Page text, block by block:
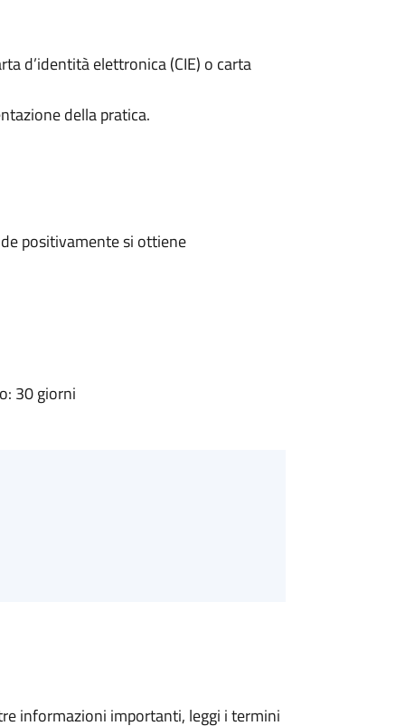
d’identità elettronica (CIE) o carta
della pratica.
positivamente si ottiene
30 giorni
informazioni importanti, leggi i termini